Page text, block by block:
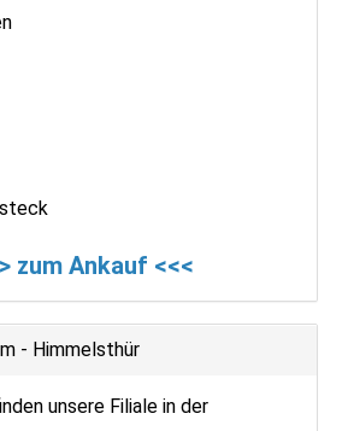
zum Ankauf <<<
- Himmelsthür
unsere Filiale in der